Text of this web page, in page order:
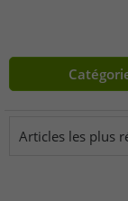
Articles les plus